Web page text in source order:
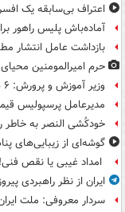
اعتراف بی‌سابقه یک
آماده‌باش پلیس راهور
بازداشت عامل انتشار
حرم امیرالمومنین
وزیر آموزش و پرورش: ۶ هزار فضای ورزشی در مدارس ایجاد شد
مدیرعامل پرسپولیس
خودکُشی النصر به خاطر
گوشه‌ای از زیبایی‌های
امداد غیبی یا نقص
ایران از نظر راهبردی
سردار معروفی: ملت